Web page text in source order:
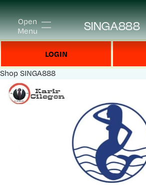
Open
Menu
SINGA888
LOGIN
Shop SINGA888